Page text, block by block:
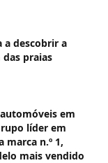
a descobrir a
praias
em
líder em
marca n.º 1,
mais vendido